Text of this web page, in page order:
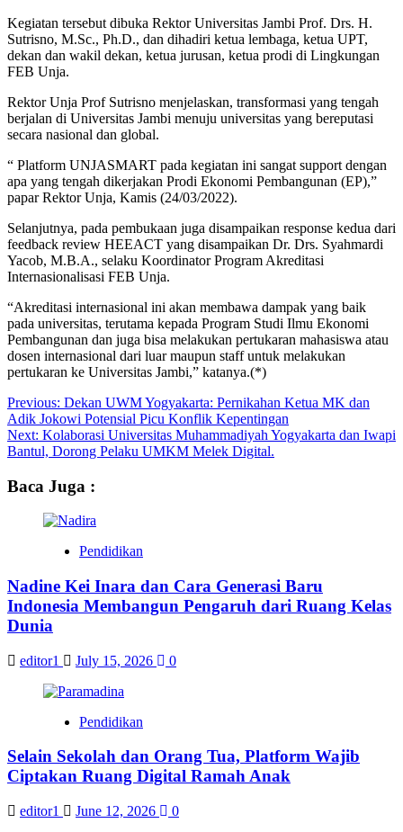
Kegiatan tersebut dibuka Rektor Universitas Jambi Prof. Drs. H.
Sutrisno, M.Sc., Ph.D., dan dihadiri ketua lembaga, ketua UPT,
dekan dan wakil dekan, ketua jurusan, ketua prodi di Lingkungan
FEB Unja.
Rektor Unja Prof Sutrisno menjelaskan, transformasi yang tengah
berjalan di Universitas Jambi menuju universitas yang bereputasi
secara nasional dan global.
“ Platform UNJASMART pada kegiatan ini sangat support dengan
apa yang tengah dikerjakan Prodi Ekonomi Pembangunan (EP),”
papar Rektor Unja, Kamis (24/03/2022).
Selanjutnya, pada pembukaan juga disampaikan response kedua dari
feedback review HEEACT yang disampaikan Dr. Drs. Syahmardi
Yacob, M.B.A., selaku Koordinator Program Akreditasi
Internasionalisasi FEB Unja.
“Akreditasi internasional ini akan membawa dampak yang baik
pada universitas, terutama kepada Program Studi Ilmu Ekonomi
Pembangunan dan juga bisa melakukan pertukaran mahasiswa atau
dosen internasional dari luar maupun staff untuk melakukan
pertukaran ke Universitas Jambi,” katanya.(*)
Post
navigation
Previous: Dekan UWM Yogyakarta: Pernikahan Ketua MK dan
Adik Jokowi Potensial Picu Konflik Kepentingan
Next: Kolaborasi Universitas Muhammadiyah Yogyakarta dan Iwapi
Bantul, Dorong Pelaku UMKM Melek Digital.
Baca Juga :
Pendidikan
Nadine Kei Inara dan Cara Generasi Baru
Indonesia Membangun Pengaruh dari Ruang Kelas
Dunia
editor1 July 15, 2026 0
Pendidikan
Selain Sekolah dan Orang Tua, Platform Wajib
Ciptakan Ruang Digital Ramah Anak
editor1 June 12, 2026 0